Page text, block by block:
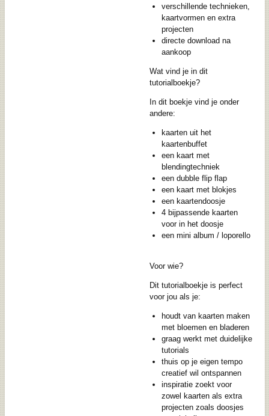
verschillende technieken,
kaartvormen en extra
projecten
directe download na
aankoop
Wat vind je in dit
tutorialboekje?
In dit boekje vind je onder
andere:
kaarten uit het
kaartenbuffet
een kaart met
blendingtechniek
een dubble flip flap
een kaart met blokjes
een kaartendoosje
4 bijpassende kaarten
voor in het doosje
een mini album / loporello
Voor wie?
Dit tutorialboekje is perfect
voor jou als je:
houdt van kaarten maken
met bloemen en bladeren
graag werkt met duidelijke
tutorials
thuis op je eigen tempo
creatief wil ontspannen
inspiratie zoekt voor
zowel kaarten als extra
projecten zoals doosjes